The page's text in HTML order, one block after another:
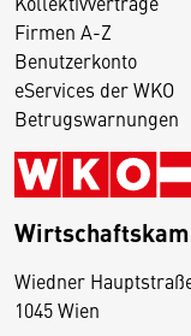
Firmen A-Z
Benutzerkonto
eServices der WKO
Betrugswarnungen
Wiedner
1045 Wien
D